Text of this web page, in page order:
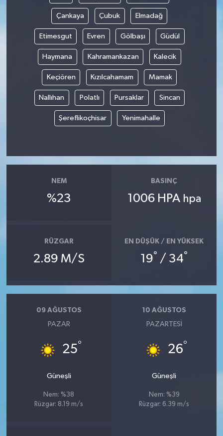
Çankaya Çubuk Elmadağ
Etimesgut Evren Gölbaşı Güdül
Haymana Kahramankazan Kalecik
Keçiören Kızılcahamam Mamak
Nallıhan Polatlı Pursaklar Sincan
Şereflikoçhisar Yenimahalle
NEM
%23
BASINÇ
1006 HPA hpa
RÜZGAR
2.89 M/S
EN DÜŞÜK / EN YÜKSEK
19° / 34°
09 AĞUSTOS
PAZAR
25°
Güneşli
Nem: %38
Rüzgar: 8.19 m/s
10 AĞUSTOS
PAZARTESI
26°
Güneşli
Nem: %39
Rüzgar: 6.39 m/s